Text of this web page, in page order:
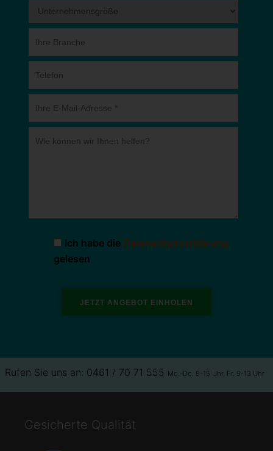
Ich habe die Datenschutzerklärung
gelesen
Rufen Sie uns an: 0461 / 70 71 555 Mo.-Do. 9-15 Uhr, Fr. 9-13 Uhr
Gesicherte Qualität